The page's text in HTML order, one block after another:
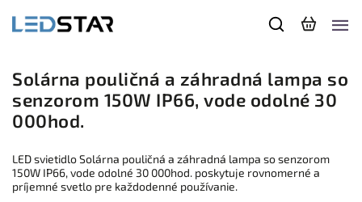
Solárna pouličná a záhradná lampa so
senzorom 150W IP66, vode odolné 30
000hod.
LED svietidlo Solárna pouličná a záhradná lampa so senzorom
150W IP66, vode odolné 30 000hod. poskytuje rovnomerné a
príjemné svetlo pre každodenné používanie.